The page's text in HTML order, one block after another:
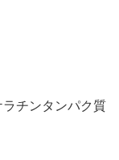
チンタンパク質